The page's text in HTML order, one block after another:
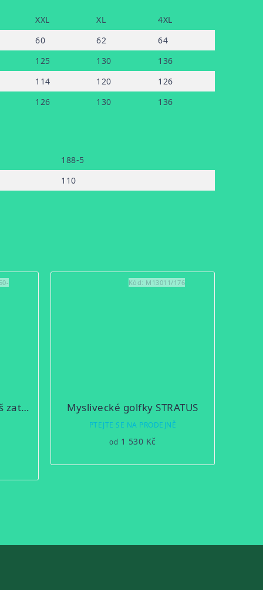
XXL XL
4XL
60
62
64
125
130
136
114
120
126
126
130 136
188-5
110
Myslivecké kalhoty Jonáš zateplené Myslivecké golfky STRATUS
PTEJTE SE NA PRODEJNĚ
od 1 530 Kč
Kód: M13011/176